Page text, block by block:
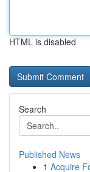
HTML is disabled
Search
Published News
1 Acquire